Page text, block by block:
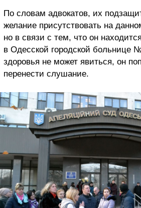
По словам адвокатов, их
желание присутствовать на
но в связи с тем, что он
в Одесской городской больнице
здоровья не может явиться, он
перенести слушание.